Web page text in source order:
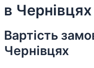
в Чернівцях
Вартість
Чернівцях